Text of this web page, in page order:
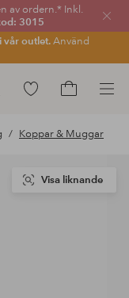
av ordern.* Inkl.
3015
vår outlet.Använd
Gå
produkterkundvagnen
Koppar & Muggar
Visa liknande